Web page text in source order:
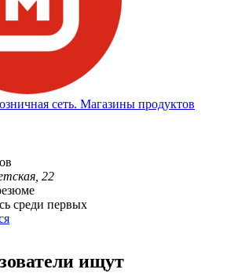
сеть. Магазины продуктов
22
среди первых
ищут